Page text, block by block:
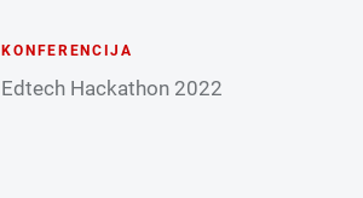
KONFERENCIJA
Edtech Hackathon 2022